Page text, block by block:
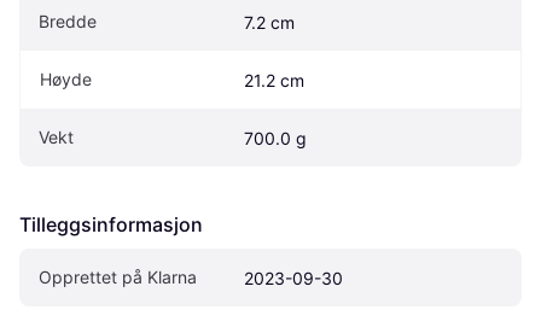
Bredde 7.2 cm
Høyde 21.2 cm
Vekt 700.0 g
Tilleggsinformasjon
Opprettet på Klarna 2023-09-30